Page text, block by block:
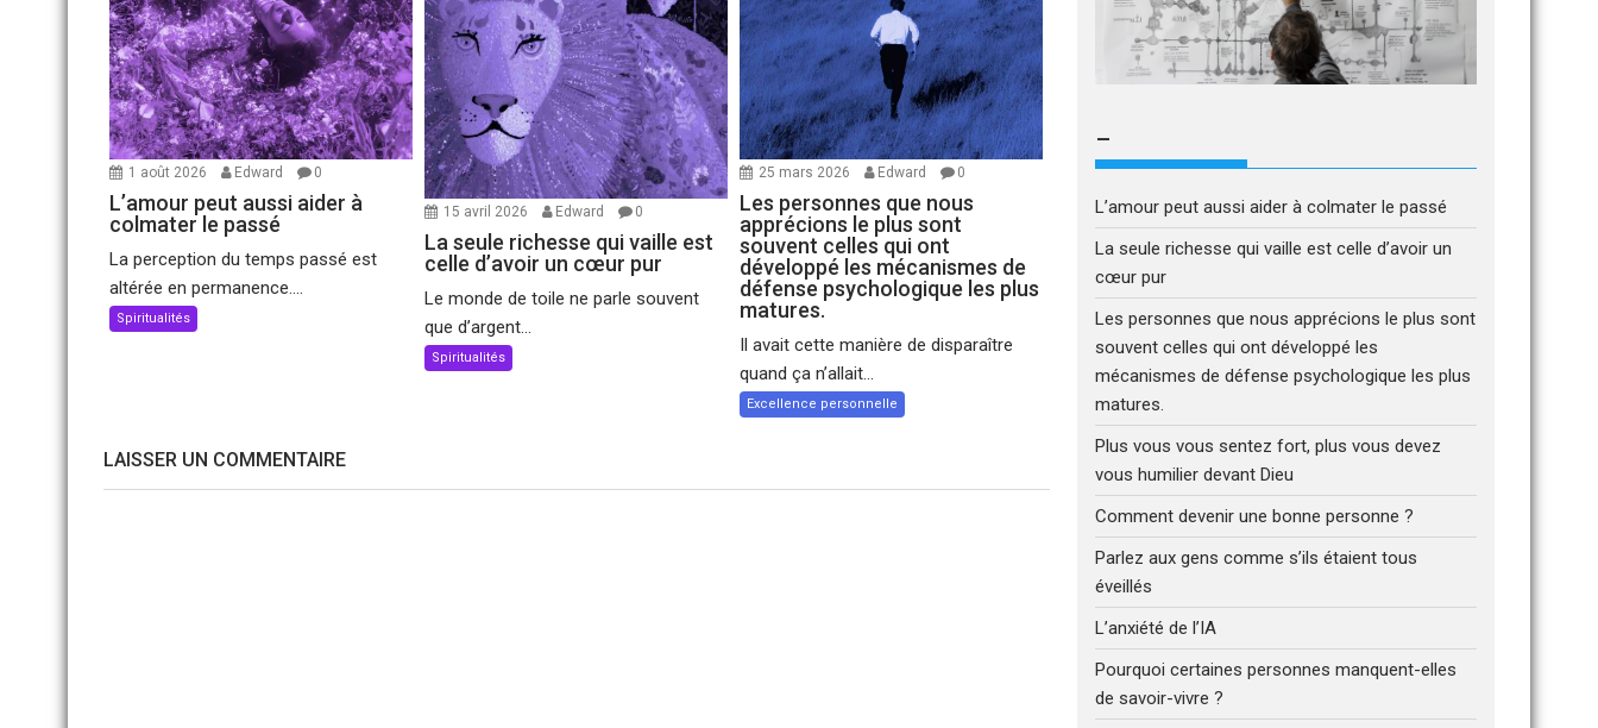
1 août 2026 Edward 0
L’amour peut aussi aider à
colmater le passé
La perception du temps passé est
altérée en permanence....
Spiritualités
15 avril 2026 Edward 0
La seule richesse qui vaille est
celle d’avoir un cœur pur
Le monde de toile ne parle souvent
que d’argent...
Spiritualités
25 mars 2026 Edward 0
Les personnes que nous
apprécions le plus sont
souvent celles qui ont
développé les mécanismes de
défense psychologique les plus
matures.
Il avait cette manière de disparaître
quand ça n’allait...
Excellence personnelle
LAISSER UN COMMENTAIRE
–
L’amour peut aussi aider à colmater le passé
La seule richesse qui vaille est celle d’avoir un
cœur pur
Les personnes que nous apprécions le plus sont
souvent celles qui ont développé les
mécanismes de défense psychologique les plus
matures.
Plus vous vous sentez fort, plus vous devez
vous humilier devant Dieu
Comment devenir une bonne personne ?
Parlez aux gens comme s’ils étaient tous
éveillés
L’anxiété de l’IA
Pourquoi certaines personnes manquent-elles
de savoir-vivre ?